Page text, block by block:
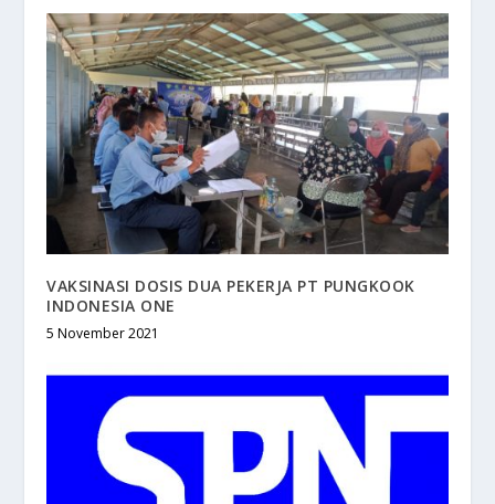
VAKSINASI DOSIS DUA PEKERJA PT PUNGKOOK
INDONESIA ONE
5 November 2021